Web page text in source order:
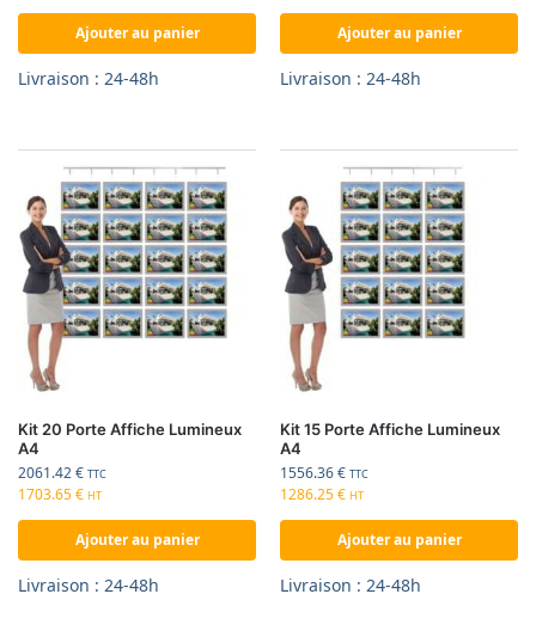
Ajouter au panier
Livraison : 24-48h
Ajouter au panier
Livraison : 24-48h
Kit 20 Porte Affiche Lumineux
A4
2061.42€ TTC
1703.65€ HT
Ajouter au panier
Livraison : 24-48h
Kit 15 Porte Affiche Lumineux
A4
1556.36€ TTC
1286.25€ HT
Ajouter au panier
Livraison : 24-48h